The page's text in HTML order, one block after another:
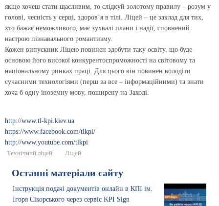
якщо хочеш стати щасливим, то слідкуй золотому правилу – розум у
голові, чесність у серці, здоров’я в тілі. Ліцей – це заклад для тих,
хто бажає неможливого, має зухвалі плани і надії, сповнений
настрою пізнавального романтизму.
Кожен випускник Ліцею повинен здобути таку освіту, що буде
основою його високої конкурентоспроможності на світовому та
національному ринках праці. Для цього він повинен володіти
сучасними технологіями (перш за все – інформаційними) та знати
хоча б одну іноземну мову, поширену на Заході.
http://www.tl-kpi.kiev.ua
https://www.facebook.com/tlkpi/
http://www.youtube.com/tlkpi
Технічний ліцей Ліцей
Останні матеріали сайту
Інструкція подачі документів онлайн в КПІ ім.
Ігоря Сікорського через сервіс KPI Sign